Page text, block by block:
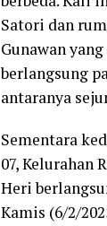
Satori dan
Gunawan
berlangsung
antaranya
Sementara
07, Kelurahan
Heri
Kamis (6/2/